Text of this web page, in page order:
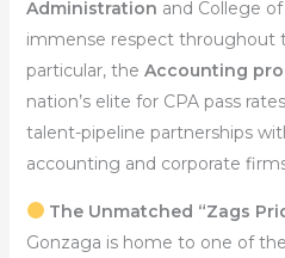
Administration and College
immense respect throughout
particular, the Accounting
nation’s elite for CPA pass
talent-pipeline partnerships
accounting and corporate
The Unmatched “Zags
Gonzaga is home to one of